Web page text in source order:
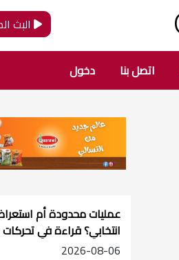
البث
اتصل بنا دخول
عمليات محدودة أم
انتخابي؟ قراءة في
الإسرائيلي بالضفة
2026-08-06